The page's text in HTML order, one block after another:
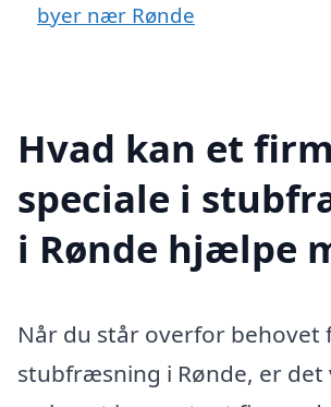
byer nær Rønde
Hvad kan et
speciale i
i Rønde hjælpe
Når du står overfor behovet
stubfræsning i Rønde, er